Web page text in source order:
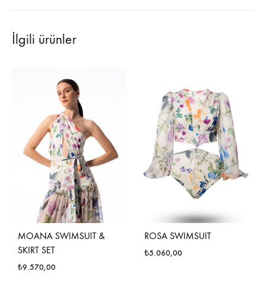
İlgili ürünler
MOANA SWIMSUIT &
SKIRT SET
₺9.570,00
ROSA SWIMSUIT
₺5.060,00